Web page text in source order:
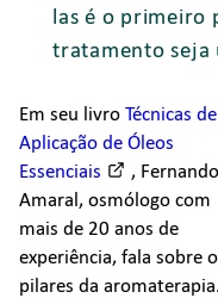
las é o primeiro
tratamento seja
Em seu livro Técnicas de
Aplicação de Óleos
Essenciais
, Fernando
Amaral, osmólogo com
mais de 20 anos de
experiência, fala sobre
pilares da aromaterapia.